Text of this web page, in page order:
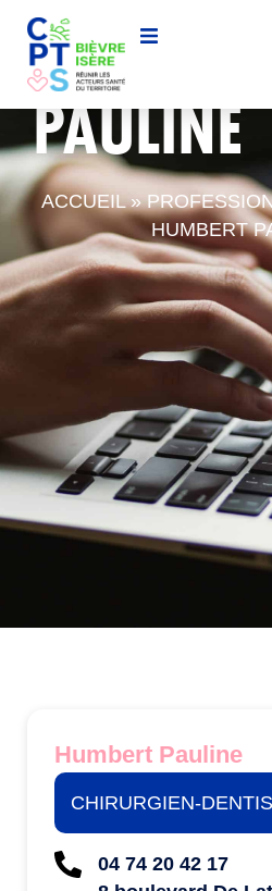
HUMBERT
PAULINE
ACCUEIL»
HUMBERT
Humbert Pauline
CHIRURGIEN-
04 74 20 42 17